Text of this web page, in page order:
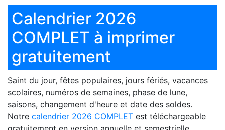
Calendrier 2026
COMPLET à imprimer
gratuitement
Saint du jour, fêtes populaires, jours fériés, vacances
scolaires, numéros de semaines, phase de lune,
saisons, changement d'heure et date des soldes.
Notre calendrier 2026 COMPLET est téléchargeable